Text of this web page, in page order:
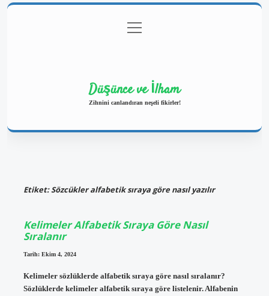
Gizlilik Politikası
menüyü
aç
Düşünce ve İlham
Zihnini canlandıran neşeli fikirler!
Etiket:Sözcükler alfabetik sıraya göre nasıl yazılır
Kelimeler Alfabetik Sıraya Göre Nasıl
Sıralanır
Tarih: Ekim 4, 2024
Kelimeler sözlüklerde alfabetik sıraya göre nasıl sıralanır?
Sözlüklerde kelimeler alfabetik sıraya göre listelenir. Alfabenin